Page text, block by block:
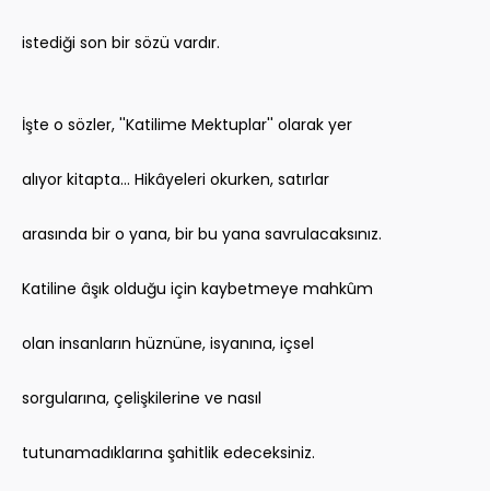
istediği son bir sözü vardır.
İşte o sözler, ''Katilime Mektuplar'' olarak yer
alıyor kitapta... Hikâyeleri okurken, satırlar
arasında bir o yana, bir bu yana savrulacaksınız.
Katiline âşık olduğu için kaybetmeye mahkûm
olan insanların hüznüne, isyanına, içsel
sorgularına, çelişkilerine ve nasıl
tutunamadıklarına şahitlik edeceksiniz.